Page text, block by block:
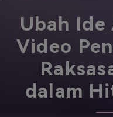
Ubah Ide
Video
dalam